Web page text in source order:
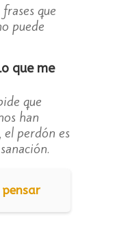
que
puede
que me
que
han
el perdón es
pensar